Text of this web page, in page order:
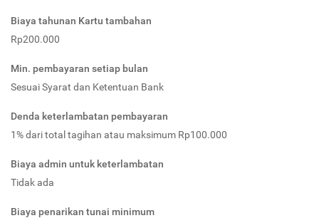
Biaya tahunan Kartu tambahan
Rp200.000
Min. pembayaran setiap bulan
Sesuai Syarat dan Ketentuan Bank
Denda keterlambatan pembayaran
1% dari total tagihan atau maksimum Rp100.000
Biaya admin untuk keterlambatan
Tidak ada
Biaya penarikan tunai minimum